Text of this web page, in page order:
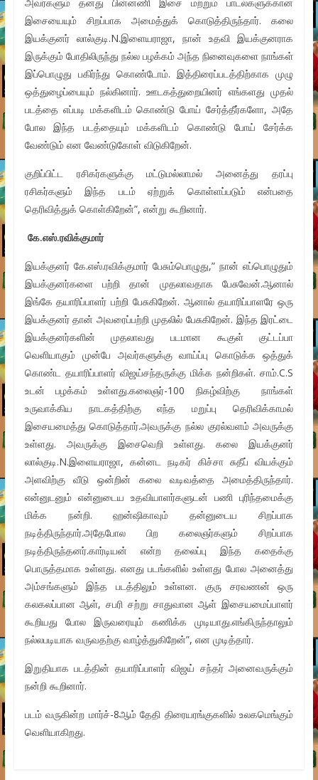
இசையையும் சிறப்பாக அமைத்துக் கொடுத்திருந்தார். கலை
இயக்குனர் லால்குடி.N.இளையராஜா, நான் உதவி இயக்குனராக
இருக்கும் போதிலிருந்து நல்ல பழக்கம் அந்த நினைவுகளை நாங்கள்
இப்பொழுது பகிர்ந்து கொண்டோம். இத்திரைப்படத்திற்காக முழு
ஒத்துழைப்பையும் நல்கினார். ஊடகத்துறையினர் எங்களது முதல்
படத்தை எப்படி மக்களிடம் கொண்டு போய் சேர்த்தீர்களோ, அதே
போல இந்த படத்தையும் மக்களிடம் கொண்டு போய் சேர்க்க
வேண்டும் என வேண்டுகோள் விடுகிறேன்.
குறிப்பிட்ட ரசிகர்களுக்கு மட்டுமல்லாமல் அனைத்து தரப்பு
ரசிகர்களும் இந்த படம் ஏற்றுக் கொள்ளப்படும் என்பதை
தெரிவித்துக் கொள்கிறேன்”, என்று கூறினார்.
கே.எஸ்.ரவிக்குமார்
இயக்குனர் கே.எஸ்.ரவிக்குமார் பேசும்பொழுது,” நான் எப்பொழுதும்
இயக்குனர்களை பற்றி தான் முதலாவதாக பேசுவேன்.ஆனால்
இங்கே தயாரிப்பாளர் பற்றி பேசுகிறேன். ஆனால் தயாரிப்பாளரே ஒரு
இயக்குனர் தான் அவரைப்பற்றி முதலில் பேசுகிறேன். இந்த இரட்டை
இயக்குனர்களின் முதலாவது படமான கூகுள் குட்டப்பா
வெளியாகும் முன்பே அவர்களுக்கு வாய்ப்பு கொடுக்க ஒத்துக்
கொண்ட தயாரிப்பாளர் விஜய்சந்தருக்கு மிக்க நன்றிகள். சாம்.C.S
உடன் பழக்கம் உள்ளது.கலைஞர்-100 நிகழ்விற்கு நாங்கள்
உருவாக்கிய நாடகத்திற்கு எந்த மறுப்பு தெரிவிக்காமல்
இசையமைத்து கொடுத்தார்.அவருக்கு நல்ல குரல்வளம் அவருக்கு
உள்ளது. அவருக்கு இசைவெறி உள்ளது. கலை இயக்குனர்
லால்குடி.N.இளையராஜா, கன்னட நடிகர் கிச்சா சுதீப் வியக்கும்
அளவிற்கு வீடு ஒன்றின் கலை வடிவத்தை அமைத்திருந்தார்.
என்னுடனும் என்னுடைய உதவியாளர்களுடன் பணி புரிந்தமைக்கு
மிக்க நன்றி. ஹன்ஷிகாவும் தன்னுடைய சிறப்பாக
நடித்திருந்தார்.அதேபோல பிற கலைஞர்களும் சிறப்பாக
நடித்திருந்தனர்.கார்டியன் என்ற தலைப்பு இந்த கதைக்கு
பொருத்தமாக உள்ளது. எனது படங்களில் உள்ளது போல அனைத்து
அம்சங்களும் இந்த படத்திலும் உள்ளன. குரு சரவணன் ஒரு
கலகலப்பான ஆள், சபரி சற்று சாதுவான ஆள் இசையமைப்பாளர்
கூறியது போல இருவரையும் கணிக்க முடியாது.எங்கிருந்தாலும்
நல்லபடியாக வருவதற்கு வாழ்த்துகிறேன்”, என முடித்தார்.
இறுதியாக படத்தின் தயாரிப்பாளர் விஜய் சந்தர் அனைவருக்கும்
நன்றி கூறினார்.
படம் வருகின்ற மார்ச்-8ஆம் தேதி திரையரங்குகளில் உலகமெங்கும்
வெளியாகிறது.